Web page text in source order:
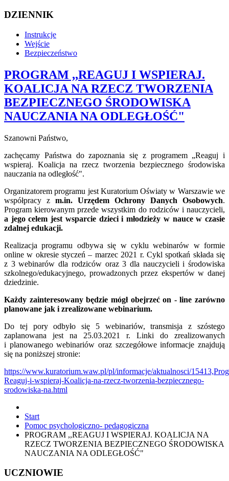
DZIENNIK
Instrukcje
Wejście
Bezpieczeństwo
PROGRAM ,,REAGUJ I WSPIERAJ.
KOALICJA NA RZECZ TWORZENIA
BEZPIECZNEGO ŚRODOWISKA
NAUCZANIA NA ODLEGŁOŚĆ"
Szanowni Państwo,
zachęcamy Państwa do zapoznania się z programem „Reaguj i
wspieraj. Koalicja na rzecz tworzenia bezpiecznego środowiska
nauczania na odległość".
Organizatorem programu jest Kuratorium Oświaty w Warszawie we
współpracy z m.in. Urzędem Ochrony Danych Osobowych.
Program kierowanym przede wszystkim do rodziców i nauczycieli,
a jego celem jest wsparcie dzieci i młodzieży w nauce w czasie
zdalnej edukacji.
Realizacja programu odbywa się w cyklu webinarów w formie
online w okresie styczeń – marzec 2021 r. Cykl spotkań składa się
z 3 webinarów dla rodziców oraz 3 dla nauczycieli i środowiska
szkolnego/edukacyjnego, prowadzonych przez ekspertów w danej
dziedzinie.
Każdy zainteresowany będzie mógł obejrzeć on - line zarówno
planowane jak i zrealizowane webinarium.
Do tej pory odbyło się 5 webinariów, transmisja z szóstego
zaplanowana jest na 25.03.2021 r. Linki do zrealizowanych
i planowanego webinariów oraz szczegółowe informacje znajdują
się na poniższej stronie:
https://www.kuratorium.waw.pl/pl/informacje/aktualnosci/
Reaguj-i-wspieraj-Koalicja-na-rzecz-tworzenia-bezpiecznego-
srodowiska-na.html
Start
Pomoc psychologiczno- pedagogiczna
PROGRAM ,,REAGUJ I WSPIERAJ. KOALICJA NA
RZECZ TWORZENIA BEZPIECZNEGO ŚRODOWISKA
NAUCZANIA NA ODLEGŁOŚĆ"
UCZNIOWIE